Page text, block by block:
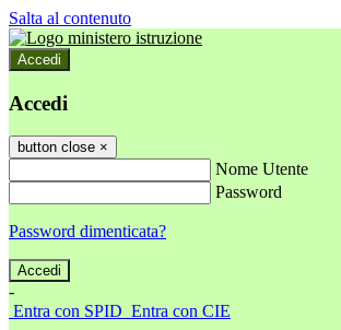
Salta al contenuto
Accedi
Accedi
button close ×
Nome Utente
Password
Password dimenticata?
-
Entra con SPID Entra con CIE